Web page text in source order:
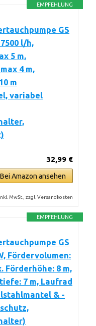
EMPFEHLUNG
GS
7500 l/h,
5 m,
4 m,
m
variabel
32,99 €
Bei Amazon ansehen
MwSt., zzgl. Versandkosten
EMPFEHLUNG
GS
Fördervolumen:
Förderhöhe: 8 m,
7 m, Laufrad
& -